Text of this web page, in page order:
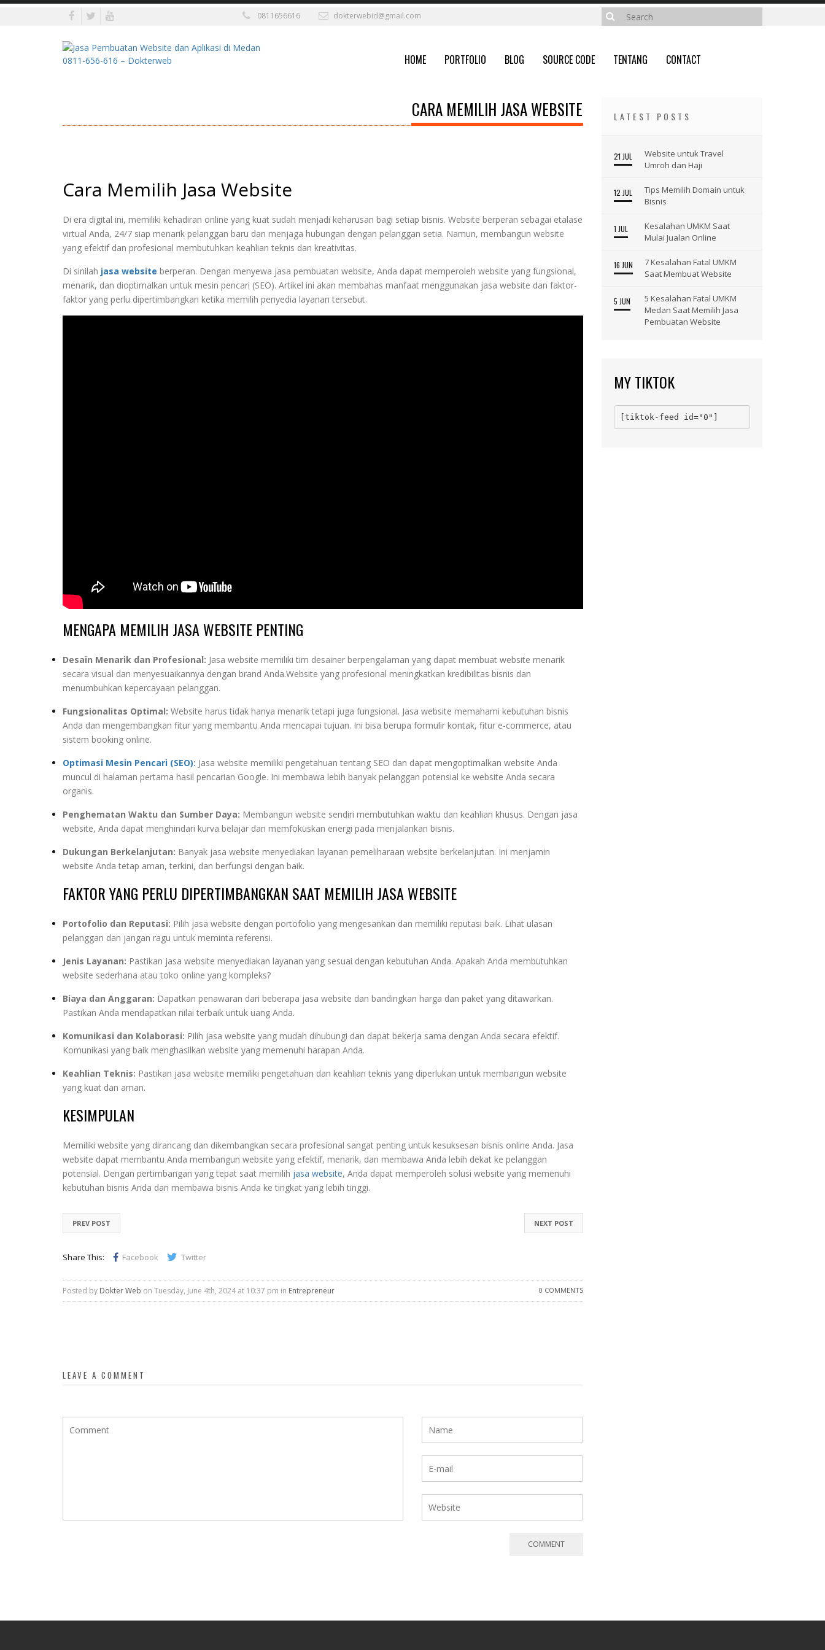
0811656616 dokterwebid@gmail.com
HOME PORTFOLIO BLOG SOURCE CODE TENTANG CONTACT
CARA MEMILIH JASA WEBSITE
Cara Memilih Jasa Website
Di era digital ini, memiliki kehadiran online yang kuat sudah menjadi keharusan bagi setiap bisnis. Website berperan sebagai etalase
virtual Anda, 24/7 siap menarik pelanggan baru dan menjaga hubungan dengan pelanggan setia. Namun, membangun website
yang efektif dan profesional membutuhkan keahlian teknis dan kreativitas.
Di sinilah jasa website berperan. Dengan menyewa jasa pembuatan website, Anda dapat memperoleh website yang fungsional,
menarik, dan dioptimalkan untuk mesin pencari (SEO). Artikel ini akan membahas manfaat menggunakan jasa website dan faktor-
faktor yang perlu dipertimbangkan ketika memilih penyedia layanan tersebut.
MENGAPA MEMILIH JASA WEBSITE PENTING
Desain Menarik dan Profesional: Jasa website memiliki tim desainer berpengalaman yang dapat membuat website menarik
secara visual dan menyesuaikannya dengan brand Anda.Website yang profesional meningkatkan kredibilitas bisnis dan
menumbuhkan kepercayaan pelanggan.
Fungsionalitas Optimal: Website harus tidak hanya menarik tetapi juga fungsional. Jasa website memahami kebutuhan bisnis
Anda dan mengembangkan fitur yang membantu Anda mencapai tujuan. Ini bisa berupa formulir kontak, fitur e-commerce, atau
sistem booking online.
Optimasi Mesin Pencari (SEO): Jasa website memiliki pengetahuan tentang SEO dan dapat mengoptimalkan website Anda
muncul di halaman pertama hasil pencarian Google. Ini membawa lebih banyak pelanggan potensial ke website Anda secara
organis.
Penghematan Waktu dan Sumber Daya: Membangun website sendiri membutuhkan waktu dan keahlian khusus. Dengan jasa
website, Anda dapat menghindari kurva belajar dan memfokuskan energi pada menjalankan bisnis.
Dukungan Berkelanjutan: Banyak jasa website menyediakan layanan pemeliharaan website berkelanjutan. Ini menjamin
website Anda tetap aman, terkini, dan berfungsi dengan baik.
FAKTOR YANG PERLU DIPERTIMBANGKAN SAAT MEMILIH JASA WEBSITE
Portofolio dan Reputasi: Pilih jasa website dengan portofolio yang mengesankan dan memiliki reputasi baik. Lihat ulasan
pelanggan dan jangan ragu untuk meminta referensi.
Jenis Layanan: Pastikan jasa website menyediakan layanan yang sesuai dengan kebutuhan Anda. Apakah Anda membutuhkan
website sederhana atau toko online yang kompleks?
Biaya dan Anggaran: Dapatkan penawaran dari beberapa jasa website dan bandingkan harga dan paket yang ditawarkan.
Pastikan Anda mendapatkan nilai terbaik untuk uang Anda.
Komunikasi dan Kolaborasi: Pilih jasa website yang mudah dihubungi dan dapat bekerja sama dengan Anda secara efektif.
Komunikasi yang baik menghasilkan website yang memenuhi harapan Anda.
Keahlian Teknis: Pastikan jasa website memiliki pengetahuan dan keahlian teknis yang diperlukan untuk membangun website
yang kuat dan aman.
KESIMPULAN
Memiliki website yang dirancang dan dikembangkan secara profesional sangat penting untuk kesuksesan bisnis online Anda. Jasa
website dapat membantu Anda membangun website yang efektif, menarik, dan membawa Anda lebih dekat ke pelanggan
potensial. Dengan pertimbangan yang tepat saat memilih jasa website, Anda dapat memperoleh solusi website yang memenuhi
kebutuhan bisnis Anda dan membawa bisnis Anda ke tingkat yang lebih tinggi.
NEXT POST
PREV POST
Share This: Facebook Twitter
0 COMMENTS
Posted by Dokter Web on Tuesday, June 4th, 2024 at 10:37 pm in Entrepreneur
LEAVE A COMMENT
LATEST POSTS
21 JUL
Website untuk Travel
Umroh dan Haji
12 JUL
Tips Memilih Domain untuk
Bisnis
1 JUL
Kesalahan UMKM Saat
Mulai Jualan Online
16 JUN
7 Kesalahan Fatal UMKM
Saat Membuat Website
5 JUN
5 Kesalahan Fatal UMKM
Medan Saat Memilih Jasa
Pembuatan Website
MY TIKTOK
[tiktok-feed id="0"]